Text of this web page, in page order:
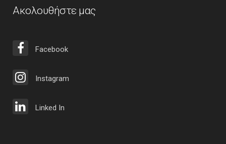
Ακολουθήστε μας
Facebook
Instagram
Linked In